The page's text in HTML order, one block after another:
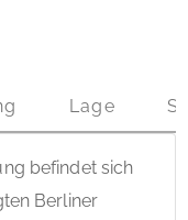
Lage
befindet sich
Berliner